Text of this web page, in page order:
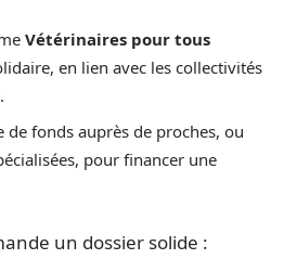
Vétérinaires pour tous
en lien avec les collectivités
de fonds auprès de proches, ou
pour financer une
un dossier solide :